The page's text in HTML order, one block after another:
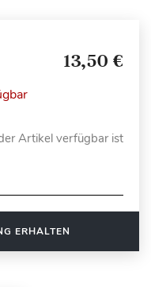
13,50 €
Artikel verfügbar ist
ERHALTEN